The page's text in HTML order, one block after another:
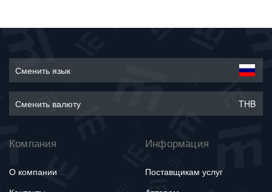
Сменить язык
Сменить валюту THB
Компания
О компании
Информация
Поставщикам услуг